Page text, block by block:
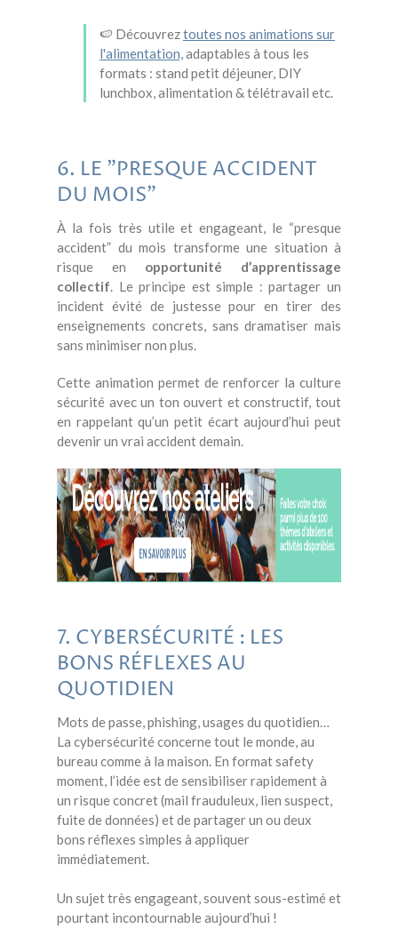
🍉 Découvreztoutes nos animations sur
l'alimentation,adaptables à tous les
formats : stand petit déjeuner, DIY
lunchbox, alimentation & télétravail etc.
6. LE "PRESQUE ACCIDENT
DU MOIS"
À la fois très utile et engageant, le “presque
accident” du mois transforme une situation à
risque en opportunité d’apprentissage
collectif. Le principe est simple : partager un
incident évité de justesse pour en tirer des
enseignements concrets, sans dramatiser mais
sans minimiser non plus.
Cette animation permet de renforcer la culture
sécurité avec un ton ouvert et constructif, tout
en rappelant qu’un petit écart aujourd’hui peut
devenir un vrai accident demain.
7. CYBERSÉCURITÉ : LES
BONS RÉFLEXES AU
QUOTIDIEN
Mots de passe, phishing, usages du quotidien…
La cybersécurité concerne tout le monde, au
bureau comme à la maison. En format safety
moment, l’idée est de sensibiliser rapidement à
un risque concret (mail frauduleux, lien suspect,
fuite de données) et de partager un ou deux
bons réflexes simples à appliquer
immédiatement.
Un sujet très engageant, souvent sous-estimé et
pourtant incontournable aujourd’hui !